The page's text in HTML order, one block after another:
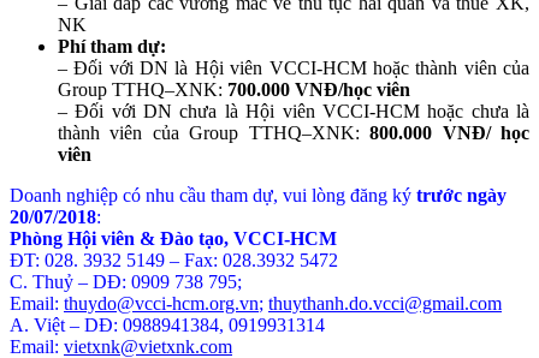
NK
Phí tham dự:
– Đối với DN là Hội viên VCCI-HCM hoặc thành viên của
Group TTHQ–XNK: 700.000 VNĐ/học viên
– Đối với DN chưa là Hội viên VCCI-HCM hoặc chưa là
thành viên của Group TTHQ–XNK:800.000 VNĐ/ học
viên
Doanh nghiệp có nhu cầu tham dự, vui lòng đăng ký trước ngày
20/07/2018:
Phòng Hội viên & Đào tạo, VCCI-HCM
ĐT: 028. 3932 5149 – Fax: 028.3932 5472
C. Thuỷ – DĐ: 0909 738 795;
Email: thuydo@vcci-hcm.org.vn; thuythanh.do.vcci@gmail.com
A. Việt – DĐ: 0988941384, 0919931314
Email: vietxnk@vietxnk.com